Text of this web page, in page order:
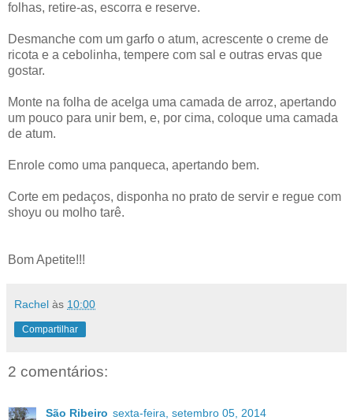
folhas, retire-as, escorra e reserve.
Desmanche com um garfo o atum, acrescente o creme de
ricota e a cebolinha, tempere com sal e outras ervas que
gostar.
Monte na folha de acelga uma camada de arroz, apertando
um pouco para unir bem, e, por cima, coloque uma camada
de atum.
Enrole como uma panqueca, apertando bem.
Corte em pedaços, disponha no prato de servir e regue com
shoyu ou molho tarê.
Bom Apetite!!!
Rachel às 10:00
Compartilhar
2 comentários:
São Ribeiro sexta-feira, setembro 05, 2014